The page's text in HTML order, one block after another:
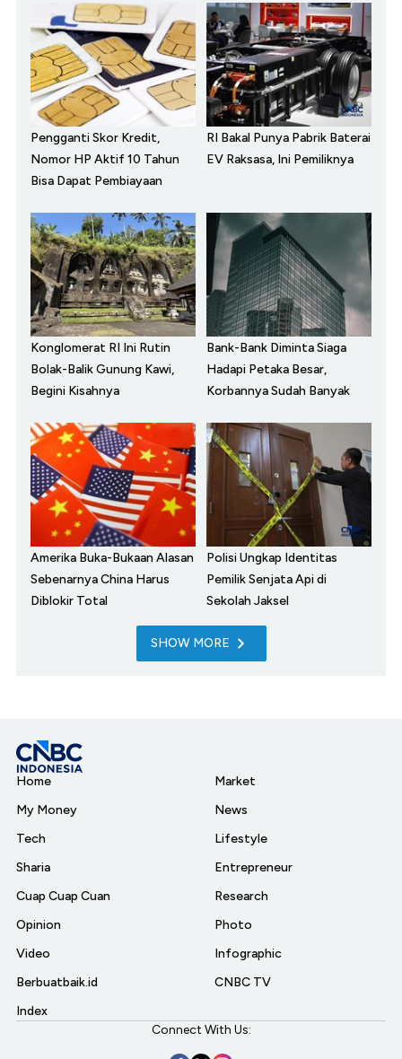
Pengganti Skor Kredit,
Nomor HP Aktif 10 Tahun
Bisa Dapat Pembiayaan
RI Bakal Punya Pabrik Baterai
EV Raksasa, Ini Pemiliknya
Konglomerat RI Ini Rutin
Bolak-Balik Gunung Kawi,
Begini Kisahnya
Bank-Bank Diminta Siaga
Hadapi Petaka Besar,
Korbannya Sudah Banyak
Amerika Buka-Bukaan Alasan
Sebenarnya China Harus
Diblokir Total
Polisi Ungkap Identitas
Pemilik Senjata Api di
Sekolah Jaksel
SHOW MORE
Home
My Money
Tech
Sharia
Cuap Cuap Cuan
Opinion
Video
Berbuatbaik.id
Index
Market
News
Lifestyle
Entrepreneur
Research
Photo
Infographic
CNBC TV
Connect With Us: